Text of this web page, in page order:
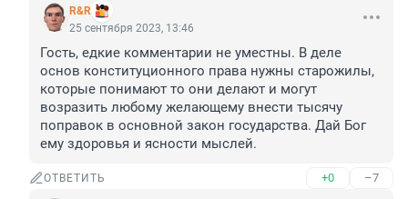
R&R
25 сентября 2023, 13:46
Гость, едкие комментарии не уместны. В деле
основ конституционного права нужны старожилы,
которые понимают то они делают и могут
возразить любому желающему внести тысячу
поправок в основной закон государства. Дай Бог
ему здоровья и ясности мыслей.
ОТВЕТИТЬ +0 –7